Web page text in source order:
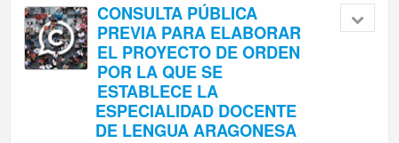
CONSULTA PÚBLICA
PREVIA PARA ELABORAR
EL PROYECTO DE ORDEN
POR LA QUE SE
ESTABLECE LA
ESPECIALIDAD DOCENTE
DE LENGUA ARAGONESA